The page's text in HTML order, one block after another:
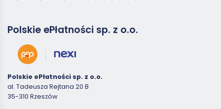
Polskie ePłatności sp. z o.o.
Polskie ePłatności sp. z o.o.
al. Tadeusza Rejtana 20 B
35-310 Rzeszów